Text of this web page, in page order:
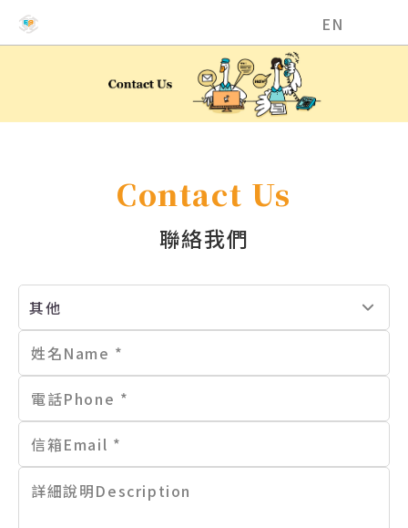
EN
Contact Us
聯絡我們
其他
姓名Name *
電話Phone *
信箱Email *
詳細說明Description